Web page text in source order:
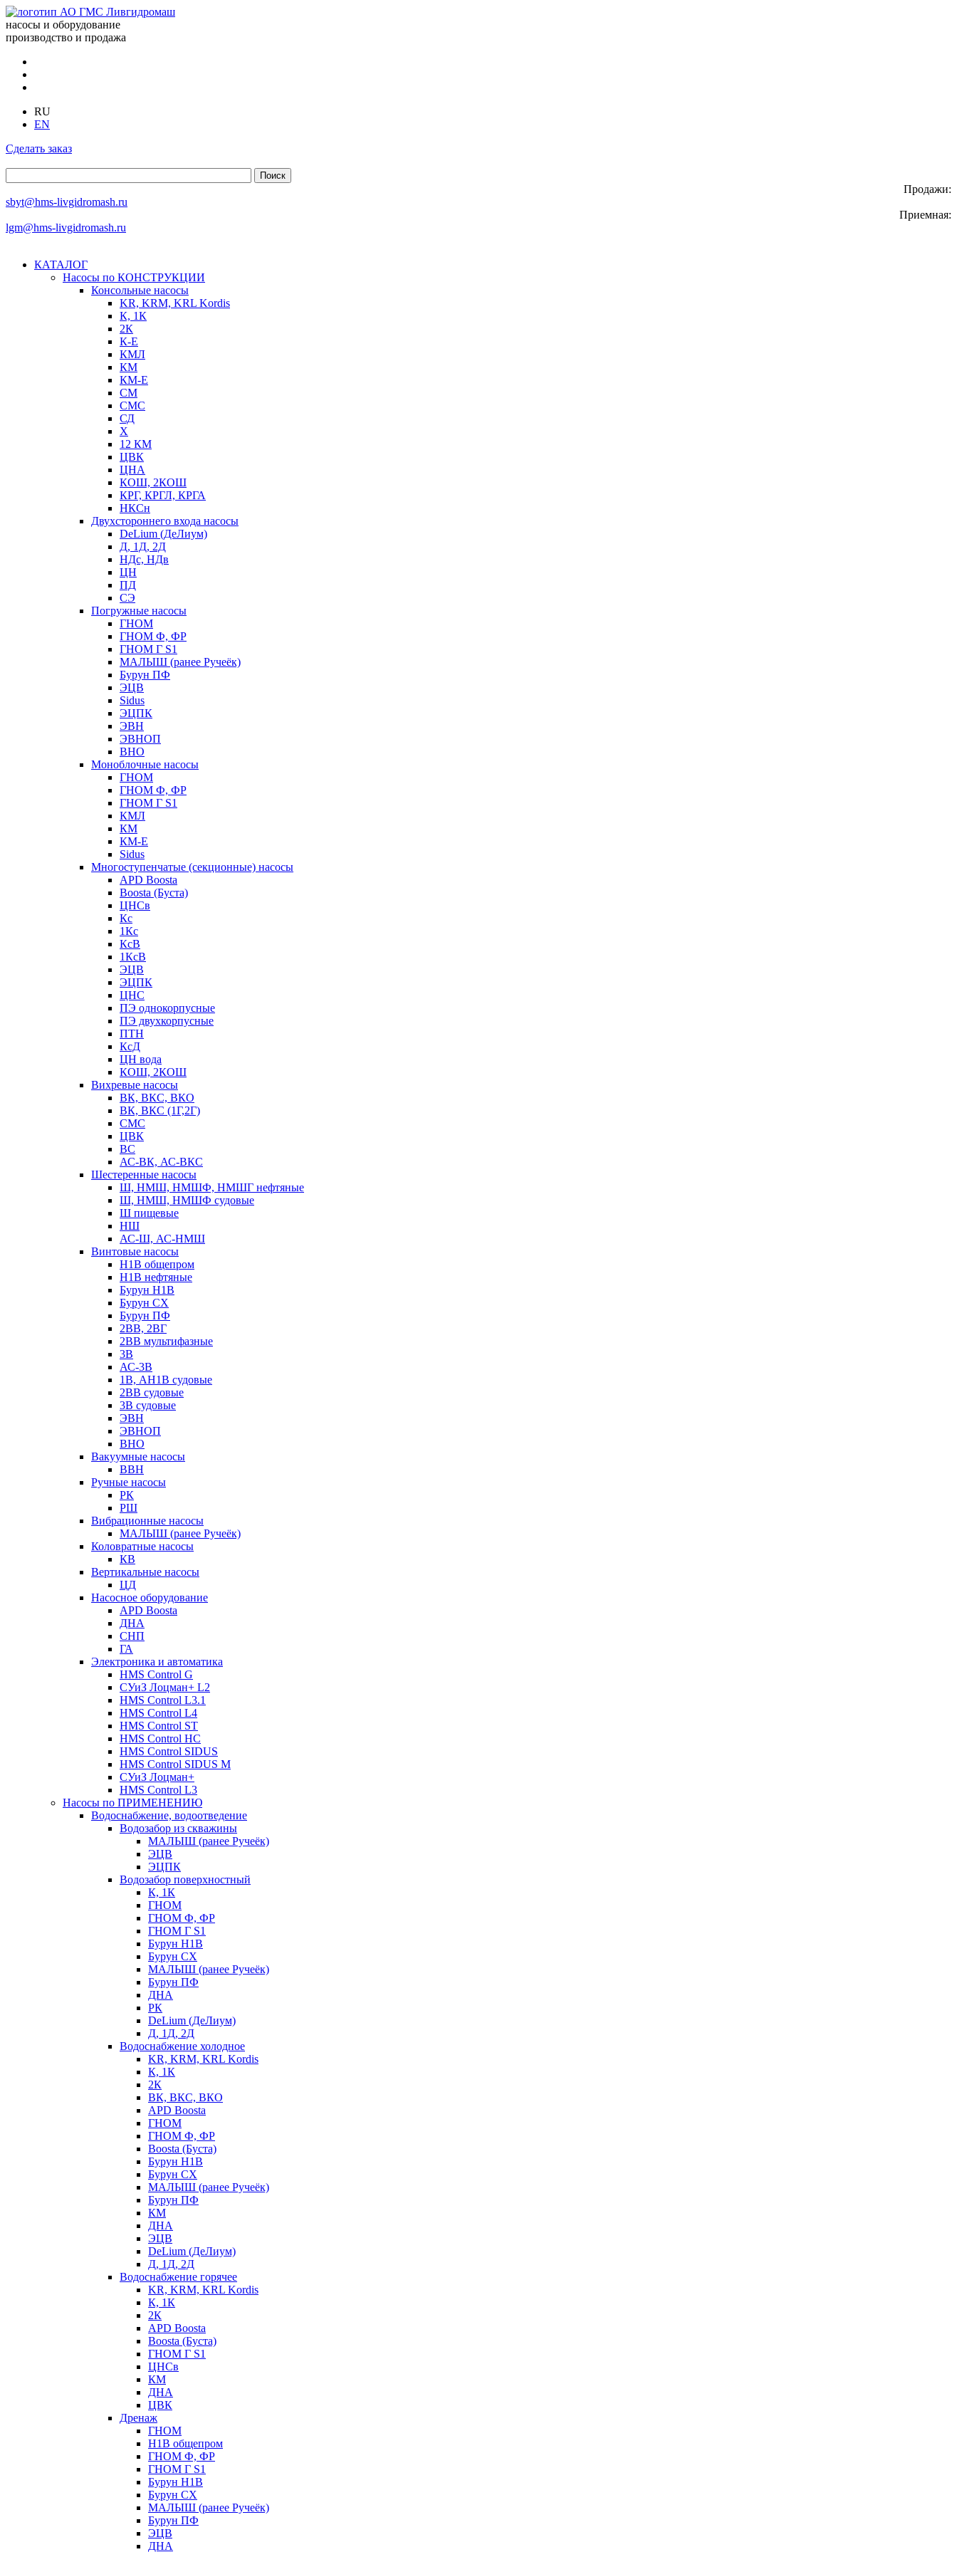
насосы и оборудование
производство и продажа
RU
EN
Сделать заказ
Продажи:
sbyt@hms-livgidromash.ru
Приемная:
lgm@hms-livgidromash.ru
КАТАЛОГ
Насосы по КОНСТРУКЦИИ
Консольные насосы
KR, KRM, KRL Kordis
К, 1К
2К
К-Е
КМЛ
КМ
КМ-Е
СМ
СМС
СД
Х
12 КМ
ЦВК
ЦНА
КОШ, 2КОШ
КРГ, КРГЛ, КРГА
НКСн
Двухстороннего входа насосы
DeLium (ДеЛиум)
Д, 1Д, 2Д
НДс, НДв
ЦН
ПД
СЭ
Погружные насосы
ГНОМ
ГНОМ Ф, ФР
ГНОМ Г S1
МАЛЫШ (ранее Ручеёк)
Бурун ПФ
ЭЦВ
Sidus
ЭЦПК
ЭВН
ЭВНОП
ВНО
Моноблочные насосы
ГНОМ
ГНОМ Ф, ФР
ГНОМ Г S1
КМЛ
КМ
КМ-Е
Sidus
Многоступенчатые (секционные) насосы
APD Boosta
Boosta (Буста)
ЦНСв
Кс
1Кс
КсВ
1КсВ
ЭЦВ
ЭЦПК
ЦНС
ПЭ однокорпусные
ПЭ двухкорпусные
ПТН
КсД
ЦН вода
КОШ, 2КОШ
Вихревые насосы
ВК, ВКС, ВКО
ВК, ВКС (1Г,2Г)
СМС
ЦВК
ВС
АС-ВК, АС-ВКС
Шестеренные насосы
Ш, НМШ, НМШФ, НМШГ нефтяные
Ш, НМШ, НМШФ судовые
Ш пищевые
НШ
АС-Ш, АС-НМШ
Винтовые насосы
Н1В общепром
Н1В нефтяные
Бурун Н1В
Бурун СХ
Бурун ПФ
2ВВ, 2ВГ
2ВВ мультифазные
3В
АС-3В
1В, АН1В судовые
2ВВ судовые
3В судовые
ЭВН
ЭВНОП
ВНО
Вакуумные насосы
ВВН
Ручные насосы
РК
РШ
Вибрационные насосы
МАЛЫШ (ранее Ручеёк)
Коловратные насосы
КВ
Вертикальные насосы
ЦД
Насосное оборудование
APD Boosta
ДНА
СНП
ГА
Электроника и автоматика
HMS Control G
СУиЗ Лоцман+ L2
HMS Control L3.1
HMS Control L4
HMS Control ST
HMS Control HC
HMS Control SIDUS
HMS Control SIDUS M
СУиЗ Лоцман+
HMS Control L3
Насосы по ПРИМЕНЕНИЮ
Водоснабжение, водоотведение
Водозабор из скважины
МАЛЫШ (ранее Ручеёк)
ЭЦВ
ЭЦПК
Водозабор поверхностный
К, 1К
ГНОМ
ГНОМ Ф, ФР
ГНОМ Г S1
Бурун Н1В
Бурун СХ
МАЛЫШ (ранее Ручеёк)
Бурун ПФ
ДНА
РК
DeLium (ДеЛиум)
Д, 1Д, 2Д
Водоснабжение холодное
KR, KRM, KRL Kordis
К, 1К
2К
ВК, ВКС, ВКО
APD Boosta
ГНОМ
ГНОМ Ф, ФР
Boosta (Буста)
Бурун Н1В
Бурун СХ
МАЛЫШ (ранее Ручеёк)
Бурун ПФ
КМ
ДНА
ЭЦВ
DeLium (ДеЛиум)
Д, 1Д, 2Д
Водоснабжение горячее
KR, KRM, KRL Kordis
К, 1К
2К
APD Boosta
Boosta (Буста)
ГНОМ Г S1
ЦНСв
КМ
ДНА
ЦВК
Дренаж
ГНОМ
Н1В общепром
ГНОМ Ф, ФР
ГНОМ Г S1
Бурун Н1В
Бурун СХ
МАЛЫШ (ранее Ручеёк)
Бурун ПФ
ЭЦВ
ДНА